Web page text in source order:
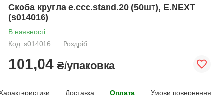
Скоба кругла e.ccc.stand.20 (50шт), E.NEXT
(s014016)
В наявності
Код: s014016
Роздріб
101,04 ₴/упаковка
Доставка Оплата Умови повернення